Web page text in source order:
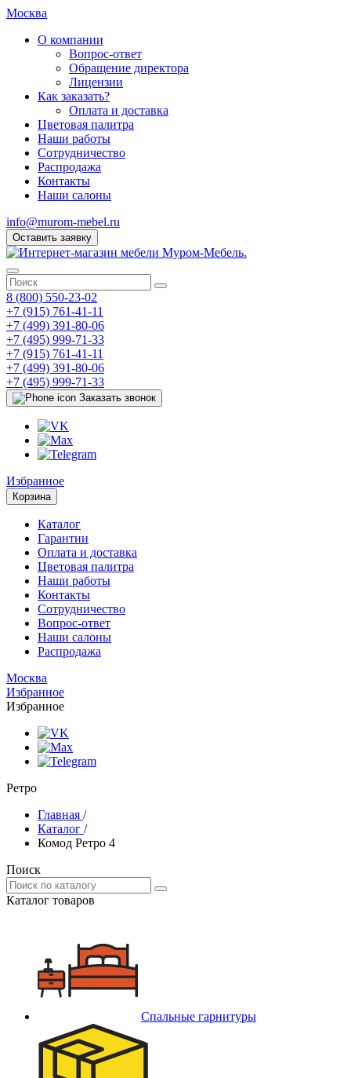
Москва
О компании
Вопрос-ответ
Обращение директора
Лицензии
Как заказать?
Оплата и доставка
Цветовая палитра
Наши работы
Сотрудничество
Распродажа
Контакты
Наши салоны
info@murom-mebel.ru
Оставить заявку
8 (800) 550-23-02
+7 (915) 761-41-11
+7 (499) 391-80-06
+7 (495) 999-71-33
+7 (915) 761-41-11
+7 (499) 391-80-06
+7 (495) 999-71-33
Заказать звонок
Избранное
Корзина
Каталог
Гарантии
Оплата и доставка
Цветовая палитра
Наши работы
Контакты
Сотрудничество
Вопрос-ответ
Наши салоны
Распродажа
Москва
Избранное
Избранное
Ретро
Главная /
Каталог /
Комод Ретро 4
Поиск
Каталог товаров
Спальные гарнитуры